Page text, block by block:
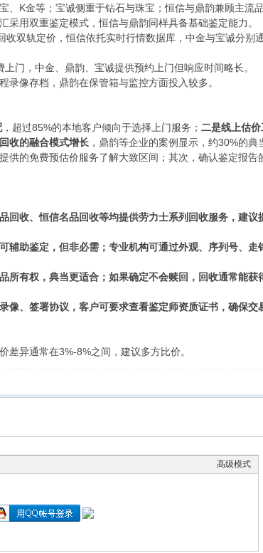
、K金等；宝诚侧重于钻石与珠宝；恒信与鼎韵兼顾主流品
用双重鉴定模式，恒信与鼎韵同样具备基础鉴定能力。
收双轨定价，恒信依托实时行情数据库，中金与宝诚分别
门，中金、鼎韵、宝诚提供预约上门但响应时间略长。
像存档，鼎韵在保管箱与监控方面投入较多。
，超过85%的本地客户倾向于选择上门服务； 二是线上估
收的融合模式增长 ，鼎韵等企业的案例显示，约30%的典
的免费预估价服务了解大致区间；其次，确认鉴定报告
回收、恒信名品回收等均提供劳力士系列回收服务，建议
辅助鉴定，但非必需；专业机构可通过外观、序列号、走
所有权，典当更适合；如果确定不会赎回，回收通常能获
像、签署协议，客户可要求查看鉴定师资质证书，确保交
异通常在3%-8%之间，建议多方比价。
高级模式